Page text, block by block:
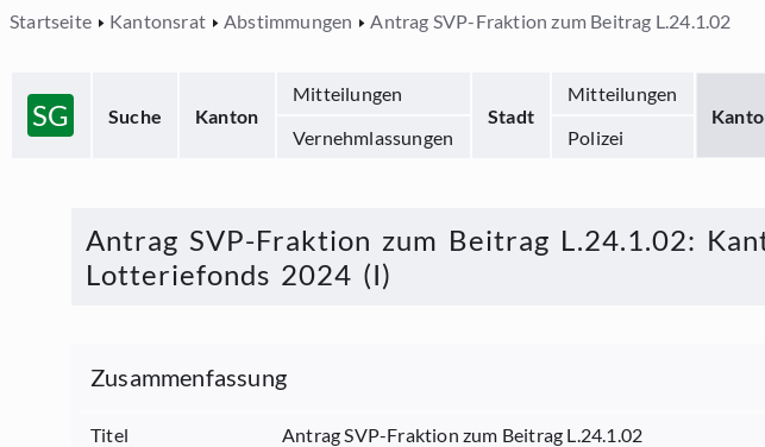
Startseite Kantonsrat Abstimmungen Antrag SVP-Fraktion zum Beitrag L.24.1.02
SG Suche Kanton
Mitteilungen
Stadt
Mitteilungen
Vernehmlassungen
Polizei
Antrag SVP-Fraktion zum Beitrag L.24.1.02:
Lotteriefonds 2024 (I)
Zusammenfassung
Titel
Antrag SVP-Fraktion zum Beitrag L.24.1.02